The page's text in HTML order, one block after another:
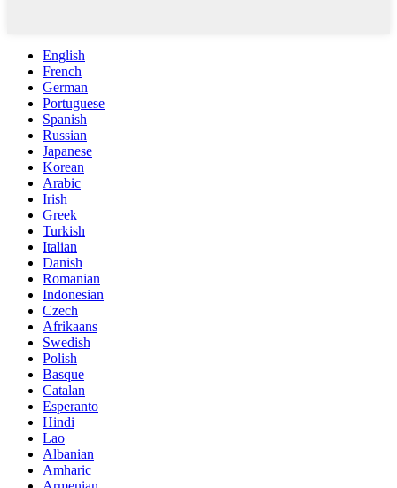
English
French
German
Portuguese
Spanish
Russian
Japanese
Korean
Arabic
Irish
Greek
Turkish
Italian
Danish
Romanian
Indonesian
Czech
Afrikaans
Swedish
Polish
Basque
Catalan
Esperanto
Hindi
Lao
Albanian
Amharic